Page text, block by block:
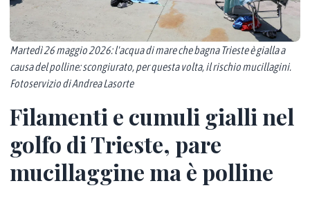
Martedì 26 maggio 2026: l'acqua di mare che bagna Trieste è gialla a
causa del polline: scongiurato, per questa volta, il rischio mucillagini.
Fotoservizio di Andrea Lasorte
Filamenti e cumuli gialli nel
golfo di Trieste, pare
mucillaggine ma è polline